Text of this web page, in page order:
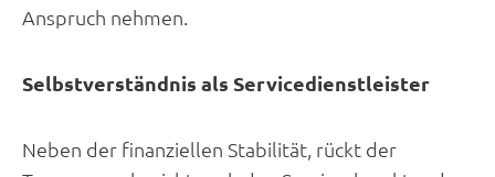
Anspruch nehmen.
Selbstverständnis als Servicedienstleister
Neben der finanziellen Stabilität, rückt der